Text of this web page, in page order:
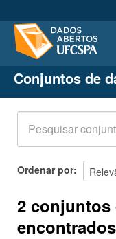
Conjuntos de
Organizações
Grupos
Sobre
Conjuntos de
Ordenar por
2 conjuntos
encontrados